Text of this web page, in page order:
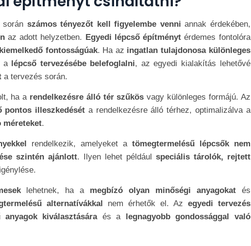
számos tényezőt kell figyelembe venni annak érdekében,
az adott helyzetben. Egyedi lépcső építménytérdemes fontolóra
fontosságúak. Ha az ingatlan tulajdonosa különleges
alépcső tervezésébe belefoglalni, az egyedi kialakítás lehetővé
a tervezés során.
ha arendelkezésre álló tér szűkös vagy különleges formájú. Az
pontos illeszkedését a rendelkezésre álló térhez, optimalizálva a
méreteket.
rendelkezik, amelyeket atömegtermelésű lépcsők nem
szintén ajánlott. Ilyen lehet például speciális tárolók, rejtett
igénylése.
lehetnek, ha a megbízó olyan minőségi anyagokatés
alternatívákkal nem érhetők el. Az egyedi tervezés
anyagok kiválasztásáraés alegnagyobb gondossággal való